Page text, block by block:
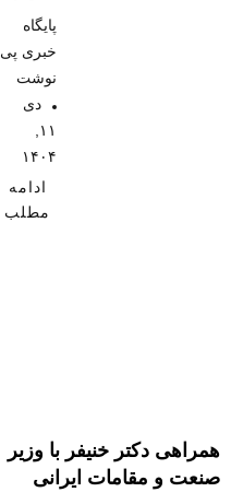
پایگاه
خبری پی
نوشت
دی
۱۱,
۱۴۰۴
ادامه
مطلب
همراهی دکتر خنیفر با وزیر
صنعت و مقامات ایرانی